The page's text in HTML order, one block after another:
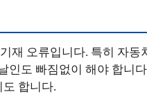
재 오류입니다. 특히 자동
인도 빠짐없이 해야 합니
합니다.